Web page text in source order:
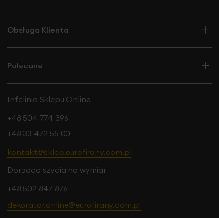
Obsługa Klienta
Polecane
Infolinia Sklepu Online
+48 504 774 396
+48 33 472 55 00
kontakt@sklep.eurofirany.com.pl
Doradca szycia na wymiar
+48 502 847 876
dekorator.online@eurofirany.com.pl